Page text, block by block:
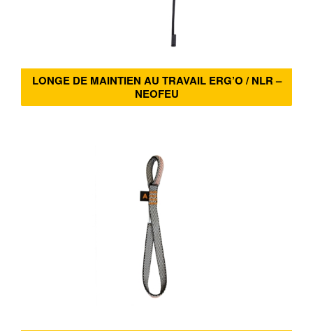
LONGE DE MAINTIEN AU TRAVAIL ERG’O / NLR –
NEOFEU